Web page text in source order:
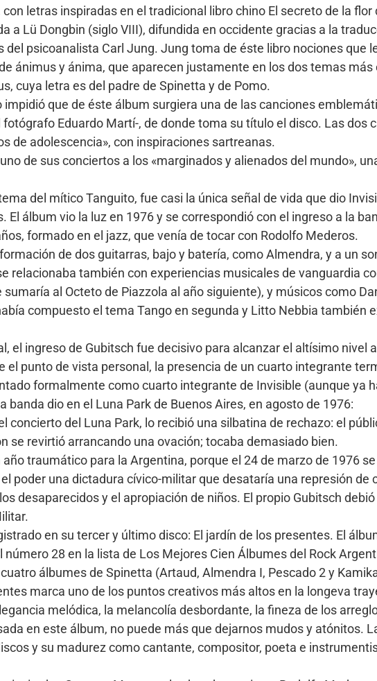
letras inspiradas en el tradicional libro chino El secreto de la flor
a Lü Dongbin (siglo VIII), difundida en occidente gracias a la
del psicoanalista Carl Jung. Jung toma de éste libro nociones que
ánimus y ánima, que aparecen justamente en los dos temas
cuya letra es del padre de Spinetta y de Pomo.
que de éste álbum surgiera una de las canciones
Eduardo Martí-, de donde toma su título el disco. Las dos
de adolescencia», con inspiraciones sartreanas.
de sus conciertos a los «marginados y alienados del mundo»,
del mítico Tanguito, fue casi la única señal de vida que dio
El álbum vio la luz en 1976 y se correspondió con el ingreso a la
formado en el jazz, que venía de tocar con Rodolfo Mederos.
de dos guitarras, bajo y batería, como Almendra, y a un
relacionaba también con experiencias musicales de vanguardia
al Octeto de Piazzola al año siguiente), y músicos como
compuesto el tema Tango en segunda y Litto Nebbia también
el ingreso de Gubitsch fue decisivo para alcanzar el altísimo nivel
el punto de vista personal, la presencia de un cuarto integrante
formalmente como cuarto integrante de Invisible (aunque ya
banda dio en el Luna Park de Buenos Aires, en agosto de 1976:
concierto del Luna Park, lo recibió una silbatina de rechazo: el
se revirtió arrancando una ovación; tocaba demasiado bien.
traumático para la Argentina, porque el 24 de marzo de 1976
poder una dictadura cívico-militar que desataría una represión de
desaparecidos y el apropiación de niños. El propio Gubitsch
en su tercer y último disco: El jardín de los presentes. El
28 en la lista de Los Mejores Cien Álbumes del Rock
álbumes de Spinetta (Artaud, Almendra I, Pescado 2 y
marca uno de los puntos creativos más altos en la longeva
melódica, la melancolía desbordante, la fineza de los
en este álbum, no puede más que dejarnos mudos y atónitos.
y su madurez como cantante, compositor, poeta e